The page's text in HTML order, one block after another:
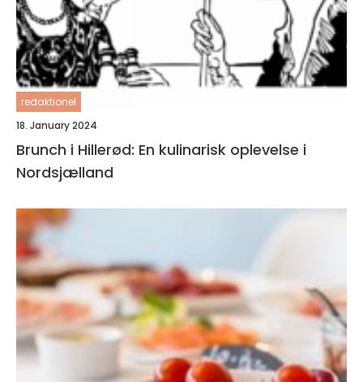
redaktionel
18. January 2024
Brunch i Hillerød: En kulinarisk oplevelse i
Nordsjælland